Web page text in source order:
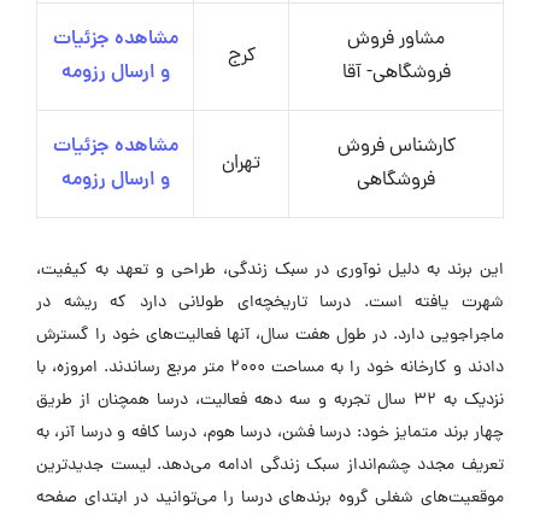
مشاور فروش
فروشگاهی- آقا
کرج
مشاهده جزئیات
و ارسال رزومه
کارشناس فروش
فروشگاهی
تهران
مشاهده جزئیات
و ارسال رزومه
این برند به دلیل نوآوری در سبک زندگی، طراحی و تعهد به کیفیت،
شهرت یافته است. درسا تاریخچه‌ای طولانی دارد که ریشه در
ماجراجویی دارد. در طول هفت سال، آنها فعالیت‌های خود را گسترش
دادند و کارخانه خود را به مساحت ۲۰۰۰ متر مربع رساندند. امروزه، با
نزدیک به ۳۲ سال تجربه و سه دهه فعالیت، درسا همچنان از طریق
چهار برند متمایز خود: درسا فشن، درسا هوم، درسا کافه و درسا آنر، به
تعریف مجدد چشم‌انداز سبک زندگی ادامه می‌دهد. لیست جدیدترین
موقعیت‌های شغلی گروه برندهای درسا را می‌توانید در ابتدای صفحه